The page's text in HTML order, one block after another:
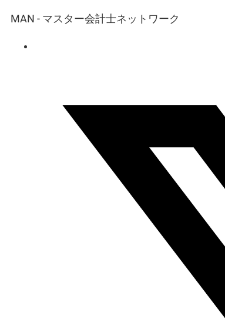
MAN - マスター会計士ネットワーク